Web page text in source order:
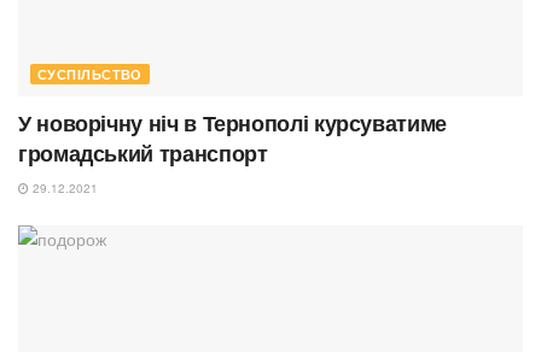
СУСПІЛЬСТВО
У новорічну ніч в Тернополі курсуватиме
громадський транспорт
29.12.2021